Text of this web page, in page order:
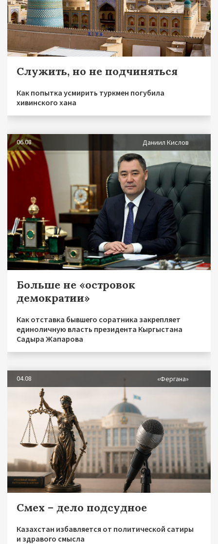
Служить, но не подчиняться
Как попытка усмирить туркмен погубила
хивинского хана
06.08 Даниил Кислов
Больше не «островок
демократии»
Как отставка бывшего соратника закрепляет
единоличную власть президента Кыргыстана
Садыра Жапарова
04.08 «Фергана»
Смех – дело подсудное
Казахстан избавляется от политической сатиры
и здравого смысла